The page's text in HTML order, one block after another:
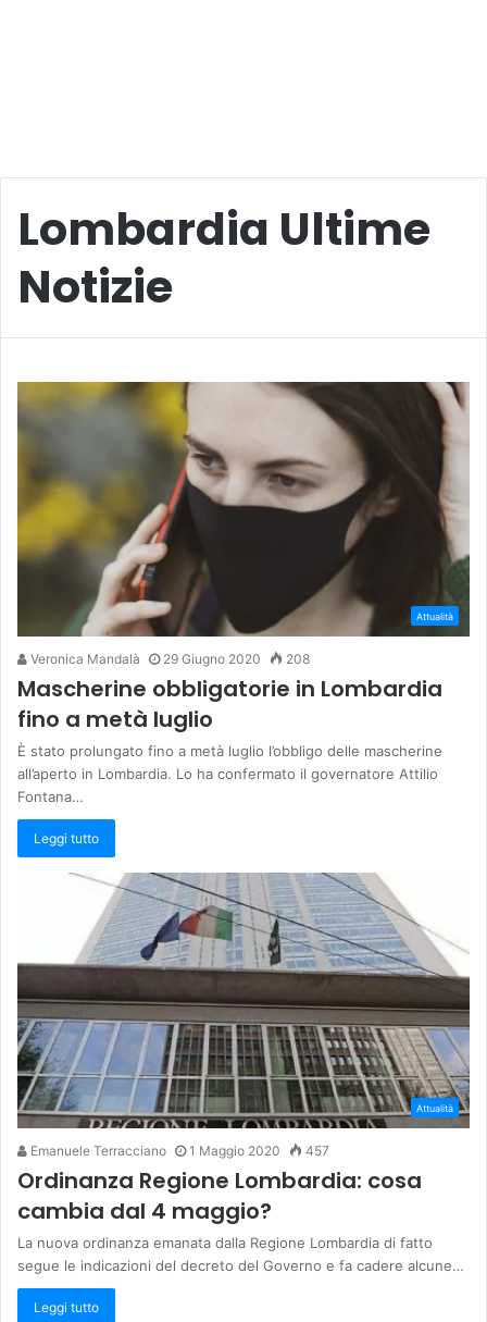
Lombardia Ultime
Notizie
Attualità
Veronica Mandalà 29 Giugno 2020 208
Mascherine obbligatorie in Lombardia
fino a metà luglio
È stato prolungato fino a metà luglio l’obbligo delle mascherine
all’aperto in Lombardia. Lo ha confermato il governatore Attilio
Fontana…
Leggi tutto
Attualità
Emanuele Terracciano 1 Maggio 2020 457
Ordinanza Regione Lombardia: cosa
cambia dal 4 maggio?
La nuova ordinanza emanata dalla Regione Lombardia di fatto
segue le indicazioni del decreto del Governo e fa cadere alcune…
Leggi tutto